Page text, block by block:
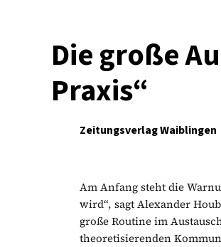
Die große
Praxis“
Zeitungsverlag Waiblingen
Am Anfang steht die
wird“, sagt Alexander
große Routine im
theoretisierenden